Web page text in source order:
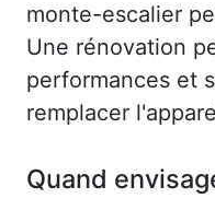
monte-escalier
Une rénovation
performances et
remplacer
Quand